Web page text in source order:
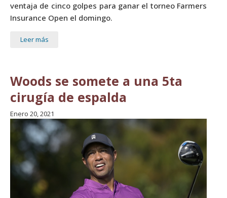
ventaja de cinco golpes para ganar el torneo Farmers
Insurance Open el domingo.
Leer más
Woods se somete a una 5ta
cirugía de espalda
Enero 20, 2021